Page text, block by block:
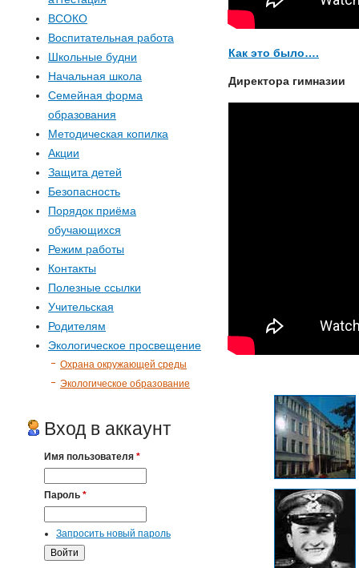
Как это было….
Директора гимназии
ВСОКО
Воспитательная работа
Школьные будни
Начальная школа
Семейная форма
образования
Методическая копилка
Акции
Защита детей
Безопасность
Порядок приёма
обучающихся
Режим работы
Контакты
Полезные ссылки
Учительская
Родителям
Экологическое просвещение
Охрана окружающей среды
Экологическое образование
Вход в аккаунт
Имя пользователя *
Пароль *
Запросить новый пароль